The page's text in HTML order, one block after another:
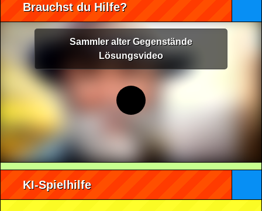
Brauchst du Hilfe?
Sammler alter Gegenstände
Lösungsvideo
KI-Spielhilfe